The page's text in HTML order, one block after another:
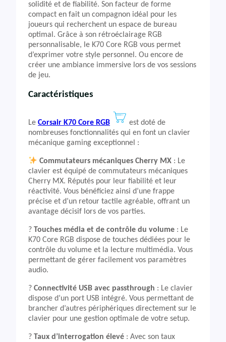
solidité et de fiabilité. Son facteur de forme
compact en fait un compagnon idéal pour les
joueurs qui recherchent un espace de bureau
optimal. Grâce à son rétroéclairage RGB
personnalisable, le K70 Core RGB vous permet
d’exprimer votre style personnel. Ou encore de
créer une ambiance immersive lors de vos sessions
de jeu.
Caractéristiques
Le Corsair K70 Core RGB
est doté de
nombreuses fonctionnalités qui en font un clavier
mécanique gaming exceptionnel :
Commutateurs mécaniques Cherry MX : Le
clavier est équipé de commutateurs mécaniques
Cherry MX. Réputés pour leur fiabilité et leur
réactivité. Vous bénéficiez ainsi d’une frappe
précise et d’un retour tactile agréable, offrant un
avantage décisif lors de vos parties.
?️ Touches média et de contrôle du volume : Le
K70 Core RGB dispose de touches dédiées pour le
contrôle du volume et la lecture multimédia. Vous
permettant de gérer facilement vos paramètres
audio.
? Connectivité USB avec passthrough : Le clavier
dispose d’un port USB intégré. Vous permettant de
brancher d’autres périphériques directement sur le
clavier pour une gestion optimale de votre setup.
?️ Taux d’interrogation élevé : Avec son taux